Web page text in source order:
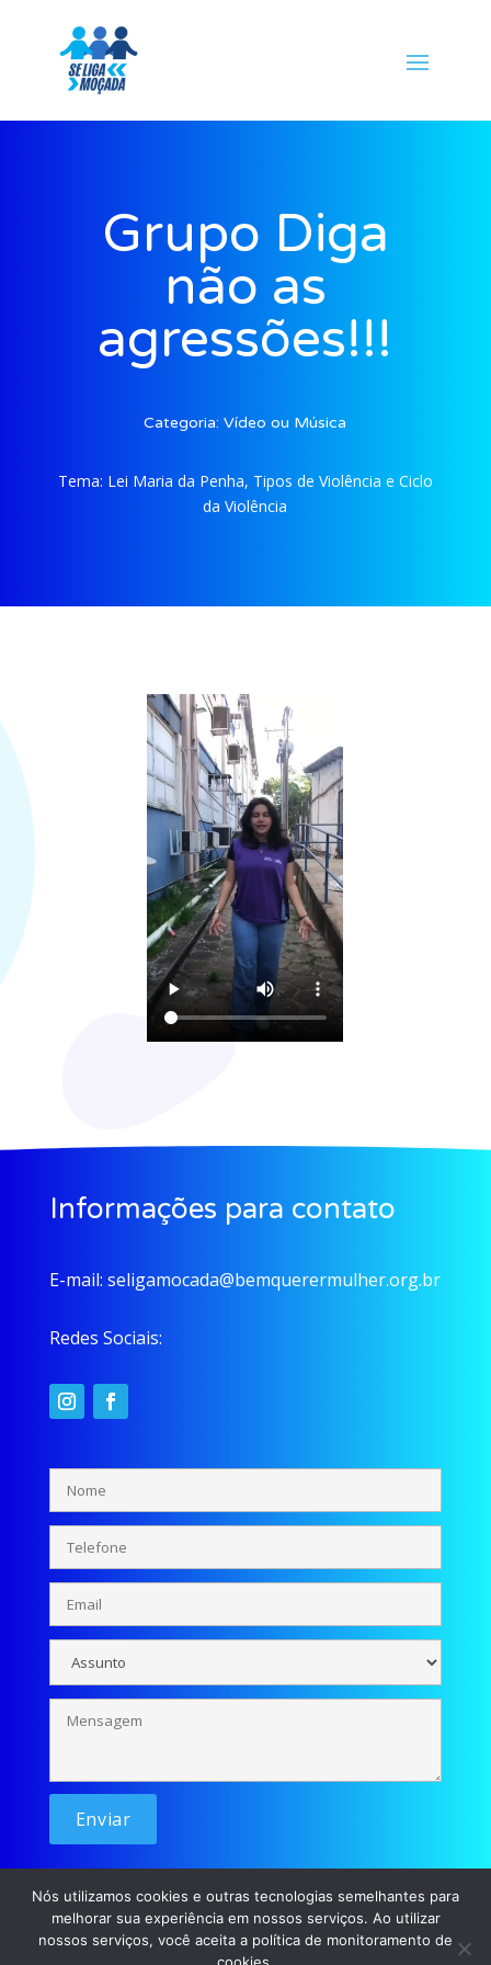
Grupo Diga
não as
agressões!!!
Categoria:Vídeo ou Música
Tema: Lei Maria da Penha, Tipos de Violência e Ciclo
da Violência
Informações para contato
E-mail: seligamocada@bemquerermulher.org.br
Redes Sociais:
Nós utilizamos cookies e outras tecnologias semelhantes para
melhorar sua experiência em nossos serviços. Ao utilizar
nossos serviços, você aceita a política de monitoramento de